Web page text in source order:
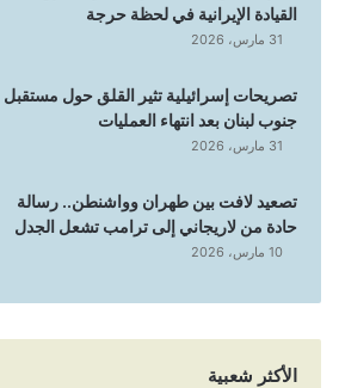
القيادة الإيرانية في لحظة حرجة
31 مارس، 2026
تصريحات إسرائيلية تثير القلق حول مستقبل
جنوب لبنان بعد انتهاء العمليات
31 مارس، 2026
تصعيد لافت بين طهران وواشنطن.. رسالة
حادة من لاريجاني إلى ترامب تشعل الجدل
10 مارس، 2026
الأكثر شعبية